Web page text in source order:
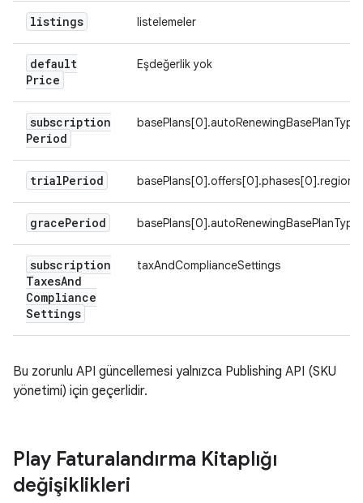
listings listelemeler
default
Price
Eşdeğerlik yok
subscription
Period
trialPeriod
gracePeriod
subscription
TaxesAnd
Compliance
Settings
taxAndComplianceSettings
Bu zorunlu API güncellemesi yalnızca Publishing API (SKU
yönetimi) için geçerlidir.
Play Faturalandırma Kitaplığı
değişiklikleri